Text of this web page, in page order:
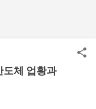
도체 업황과